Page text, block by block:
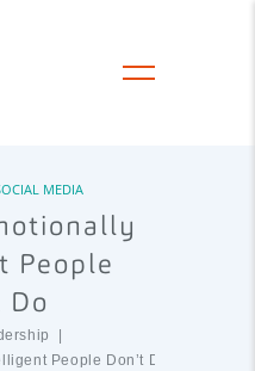
MEDIA
People
Do
People Don’t Do